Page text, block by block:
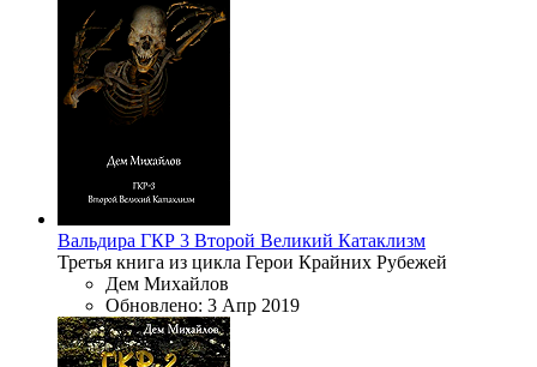
Вальдира ГКР 3 Второй Великий Катаклизм
Третья книга из цикла Герои Крайних Рубежей
Дем Михайлов
Обновлено: 3 Апр 2019